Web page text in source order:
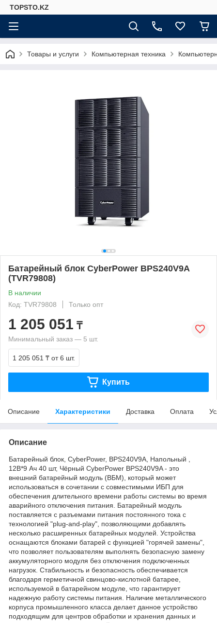
TOPSTO.KZ
Товары и услуги Компьютерная техника
Батарейный блок CyberPower BPS240V9A
(TVR79808)
В наличии
Код: TVR79808
Только опт
1 205 051 ₸
Минимальный заказ — 5 шт.
1 205 051 ₸ от 6 шт.
Купить
Описание Характеристики Доставка Оплата
Описание
Батарейный блок, CyberPower, BPS240V9A, Напольный ,
12В*9 Ач 40 шт, Чёрный CyberPower BPS240V9A - это
внешний батарейный модуль (ВБМ), который может
использоваться в сочетании с совместимыми ИБП для
обеспечения длительного времени работы системы во время
аварийного отключения питания. Батарейный модуль
поставляется с разъемами питания постоянного тока с
технологией "plug-and-play", позволяющими добавлять
несколько расширенных батарейных модулей. Устройства
оснащаются блоками батарей с функцией "горячей замены",
что позволяет пользователям выполнять безопасную замену
аккумуляторного модуля без отключения подключенных
нагрузок. Стабильность и безопасность обеспечивается
благодаря герметичной свинцово-кислотной батарее,
используемой в батарейном модуле, что гарантирует
надежную работу системы питания. Наличие металлического
корпуса промышленного класса делает данное устройство
подходящим для центров обработки и хранения данных и